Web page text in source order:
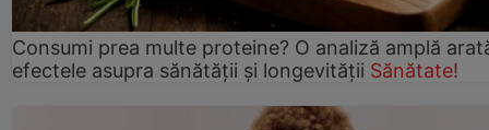
Consumi prea multe proteine? O analiză amplă
efectele asupra sănătății și longevității Sănătate!